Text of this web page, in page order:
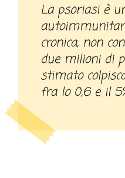
La psoriasi è una malattia della pelle
cronica, non
due milioni di
stimato
fra lo 0,6 e il